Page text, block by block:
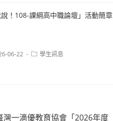
！108-課綱高中職論壇」活動簡章
06-22
Post學生訊息
一滴優教育協會「2026年度